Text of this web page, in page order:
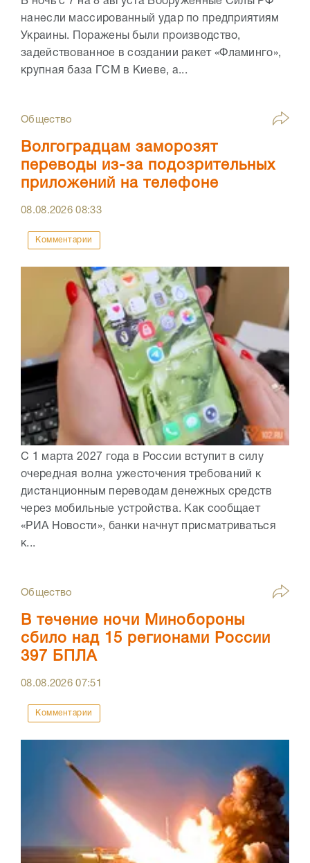
нанесли массированный удар по предприятиям
Украины. Поражены были производство,
задействованное в создании ракет «Фламинго»,
крупная база ГСМ в Киеве, а...
Общество
Волгоградцам заморозят
переводы из-за подозрительных
приложений на телефоне
08.08.202608:33
Комментарии
С 1 марта 2027 года в России вступит в силу
очередная волна ужесточения требований к
дистанционным переводам денежных средств
через мобильные устройства. Как сообщает
«РИА Новости», банки начнут присматриваться
к...
Общество
В течение ночи Минобороны
сбило над 15 регионами России
397 БПЛА
08.08.202607:51
Комментарии